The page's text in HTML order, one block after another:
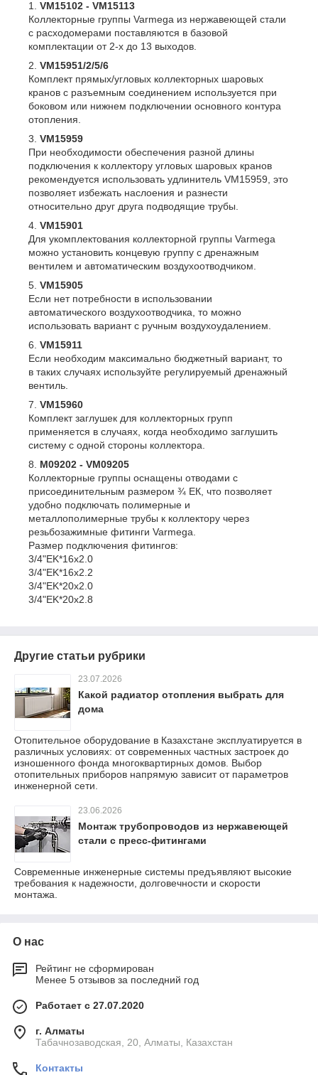
VM15102 - VM15113
Коллекторные группы Varmega из нержавеющей стали
с расходомерами поставляются в базовой
комплектации от 2-х до 13 выходов.
VM15951/2/5/6
Комплект прямых/угловых коллекторных шаровых
кранов с разъемным соединением используется при
боковом или нижнем подключении основного контура
отопления.
VM15959
При необходимости обеспечения разной длины
подключения к коллектору угловых шаровых кранов
рекомендуется использовать удлинитель VM15959, это
позволяет избежать наслоения и разнести
относительно друг друга подводящие трубы.
VM15901
Для укомплектования коллекторной группы Varmega
можно установить концевую группу с дренажным
вентилем и автоматическим воздухоотводчиком.
VM15905
Если нет потребности в использовании
автоматического воздухоотводчика, то можно
использовать вариант с ручным воздухоудалением.
VM15911
Если необходим максимально бюджетный вариант, то
в таких случаях используйте регулируемый дренажный
вентиль.
VM15960
Комплект заглушек для коллекторных групп
применяется в случаях, когда необходимо заглушить
систему с одной стороны коллектора.
M09202 - VM09205
Коллекторные группы оснащены отводами с
присоединительным размером ¾ ЕК, что позволяет
удобно подключать полимерные и
металлополимерные трубы к коллектору через
резьбозажимные фитинги Varmega.
Размер подключения фитингов:
3/4"EK*16х2.0
3/4"EK*16х2.2
3/4"EK*20х2.0
3/4"EK*20х2.8
Другие статьи рубрики
23.07.2026
Какой радиатор отопления выбрать для
дома
Отопительное оборудование в Казахстане эксплуатируется в
различных условиях: от современных частных застроек до
изношенного фонда многоквартирных домов. Выбор
отопительных приборов напрямую зависит от параметров
инженерной сети.
23.06.2026
Монтаж трубопроводов из нержавеющей
стали с пресс-фитингами
Современные инженерные системы предъявляют высокие
требования к надежности, долговечности и скорости
монтажа.
О нас
Рейтинг не сформирован
Менее 5 отзывов за последний год
Работает с 27.07.2020
г. Алматы
Табачнозаводская, 20, Алматы, Казахстан
Контакты